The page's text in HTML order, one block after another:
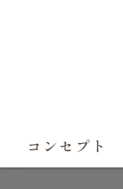
コンセプト